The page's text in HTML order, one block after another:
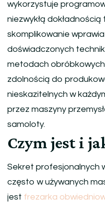
wykorzystuje
niezwykłą
skomplikowanie
doświadczonych
metodach
zdolnością do
nieskazitelnych w
przez maszyny
samoloty.
Czym jest i
Sekret profesjonalnych
często w używanych
jest frezarka